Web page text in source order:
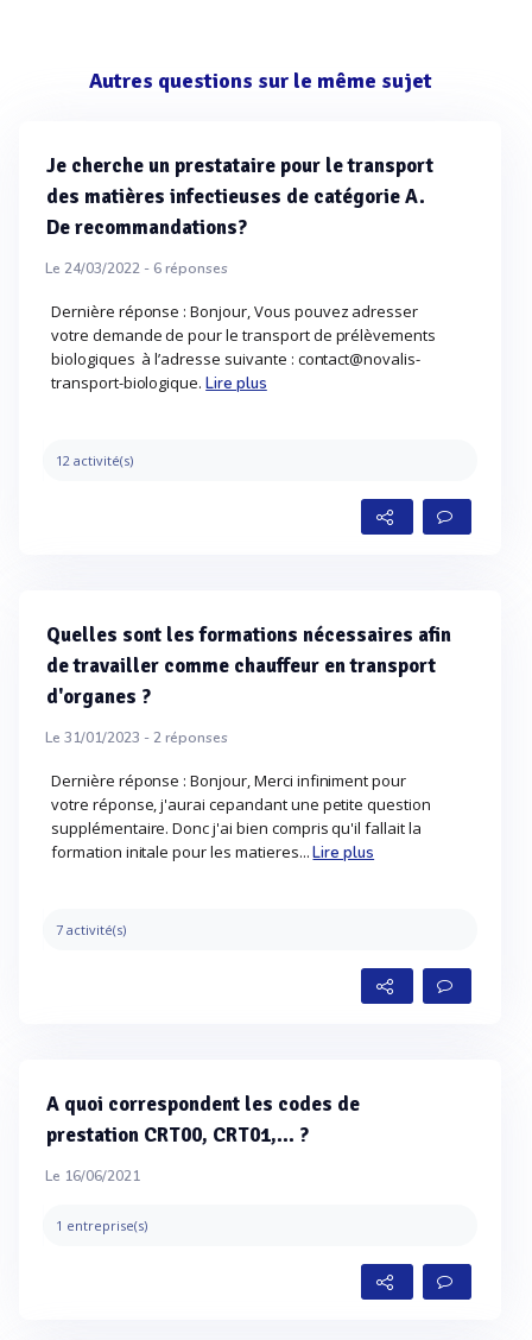
Autres questions sur le même sujet
Je cherche un prestataire pour le transport
des matières infectieuses de catégorie A.
De recommandations?
Le 24/03/2022 - 6réponses
Dernière réponse : Bonjour, Vous pouvez adresser
votre demande de pour le transport de prélèvements
biologiques à l’adresse suivante : contact@novalis-
transport-biologique.Lire plus
12 activité(s)
Quelles sont les formations nécessaires afin
de travailler comme chauffeur en transport
d'organes ?
Le 31/01/2023 -2réponses
Dernière réponse : Bonjour, Merci infiniment pour
votre réponse, j'aurai cepandant une petite question
supplémentaire. Donc j'ai bien compris qu'il fallait la
formation initale pour les matieres...Lire plus
7 activité(s)
A quoi correspondent les codes de
prestation CRT00, CRT01,... ?
Le 16/06/2021
1 entreprise(s)